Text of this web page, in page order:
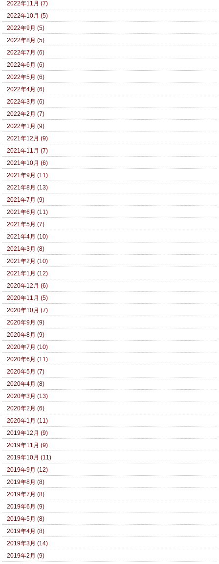
2022年11月 (7)
2022年10月 (5)
2022年9月 (5)
2022年8月 (5)
2022年7月 (6)
2022年6月 (6)
2022年5月 (6)
2022年4月 (6)
2022年3月 (6)
2022年2月 (7)
2022年1月 (9)
2021年12月 (9)
2021年11月 (7)
2021年10月 (6)
2021年9月 (11)
2021年8月 (13)
2021年7月 (9)
2021年6月 (11)
2021年5月 (7)
2021年4月 (10)
2021年3月 (8)
2021年2月 (10)
2021年1月 (12)
2020年12月 (6)
2020年11月 (5)
2020年10月 (7)
2020年9月 (9)
2020年8月 (9)
2020年7月 (10)
2020年6月 (11)
2020年5月 (7)
2020年4月 (8)
2020年3月 (13)
2020年2月 (6)
2020年1月 (11)
2019年12月 (9)
2019年11月 (9)
2019年10月 (11)
2019年9月 (12)
2019年8月 (8)
2019年7月 (8)
2019年6月 (9)
2019年5月 (8)
2019年4月 (8)
2019年3月 (14)
2019年2月 (9)